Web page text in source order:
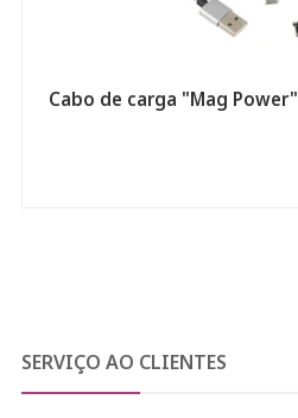
Cabo de carga "Mag Power"
SERVIÇO AO CLIENTES